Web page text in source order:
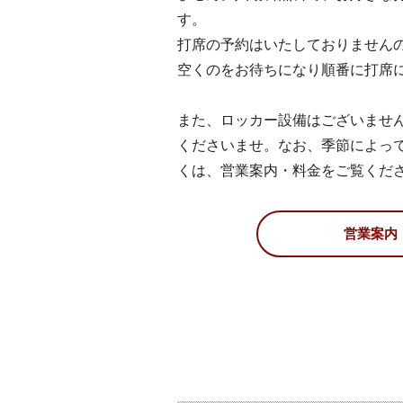
す。
打席の予約はいたしておりません
空くのをお待ちになり順番に打席
また、ロッカー設備はございませ
くださいませ。なお、季節によっ
くは、 営業案内・料金をご覧くだ
営業案内